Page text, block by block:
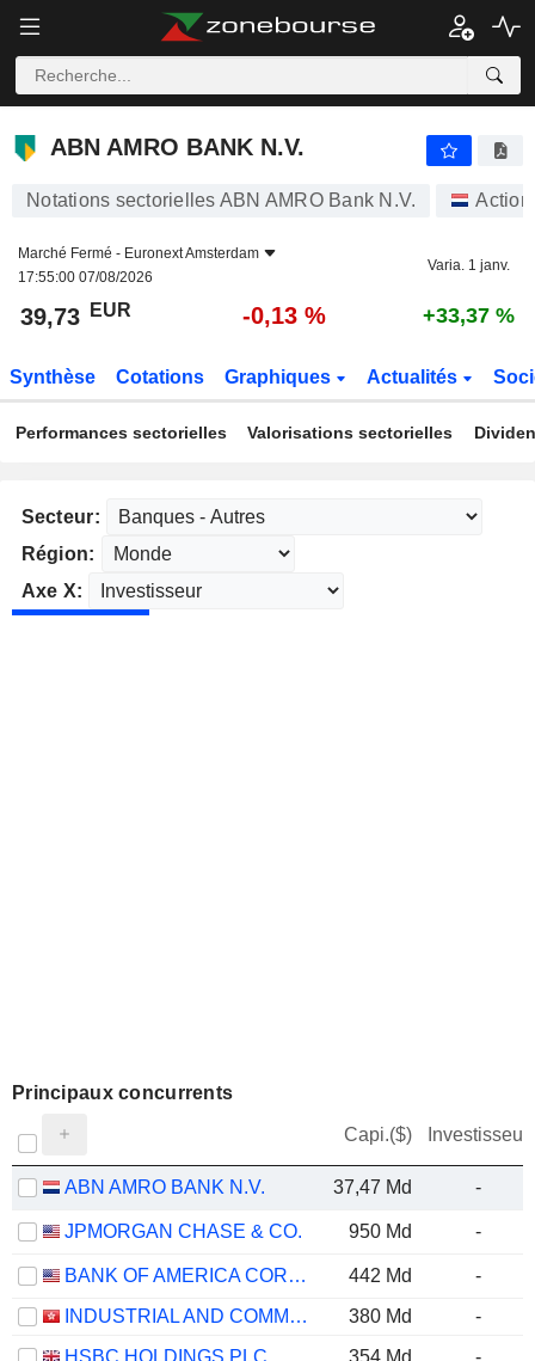
ABN AMRO BANK N.V.
ABN AMRO BANK N.V.
Notations sectorielles ABN AMRO Bank N.V.
Marché Fermé - Euronext Amsterdam
17:55:00 07/08/2026
Varia. 1 janv.
39,73 EUR -0,13 % +33,37 %
Synthèse Cotations Graphiques Actualités
Performances sectorielles Valorisations sectorielles
Secteur:
Région:
Axe X:
Principaux concurrents
Capi.($) Investisseur
ABN AMRO BANK N.V. 37,47 Md -
JPMORGAN CHASE & CO. 950 Md -
BANK OF AMERICA CORPORATION 442 Md
-
INDUSTRIAL AND COMMERCIAL BANK OF CHINA LIMITED
380 Md
-
HSBC HOLDINGS PLC
354 Md
-